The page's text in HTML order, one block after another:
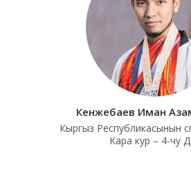
Кенжебаев Иман
Кыргыз Республикасынын
Кара кур – 4-чу